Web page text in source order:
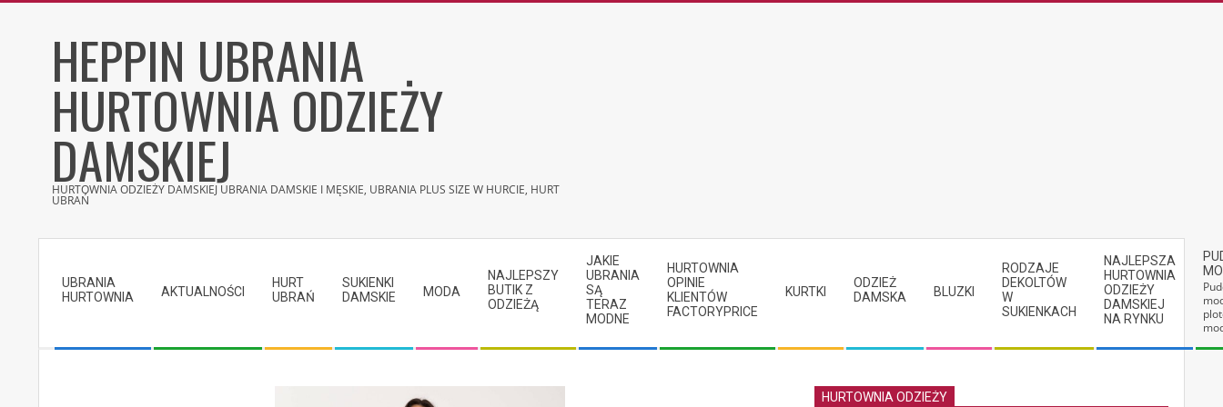
HEPPIN UBRANIA
HURTOWNIA ODZIEŻY
DAMSKIEJ
HURTOWNIA ODZIEŻY DAMSKIEJ UBRANIA DAMSKIE I MĘSKIE, UBRANIA PLUS SIZE W HURCIE, HURT
UBRAŃ
Menu
UBRANIA
HURTOWNIA
AKTUALNOŚCI
HURT
UBRAŃ
SUKIENKI
DAMSKIE
MODA
NAJLEPSZY
BUTIK Z
ODZIEŻĄ
JAKIE
UBRANIA
SĄ
TERAZ
MODNE
HURTOWNIA
OPINIE
KLIENTÓW
FACTORYPRICE
KURTKI
ODZIEŻ
DAMSKA
BLUZKI
RODZAJE
DEKOLTÓW
W
SUKIENKACH
NAJLEPSZA
HURTOWNIA
ODZIEŻY
DAMSKIEJ
NA RYNKU
HURTOWNIA ODZIEŻY